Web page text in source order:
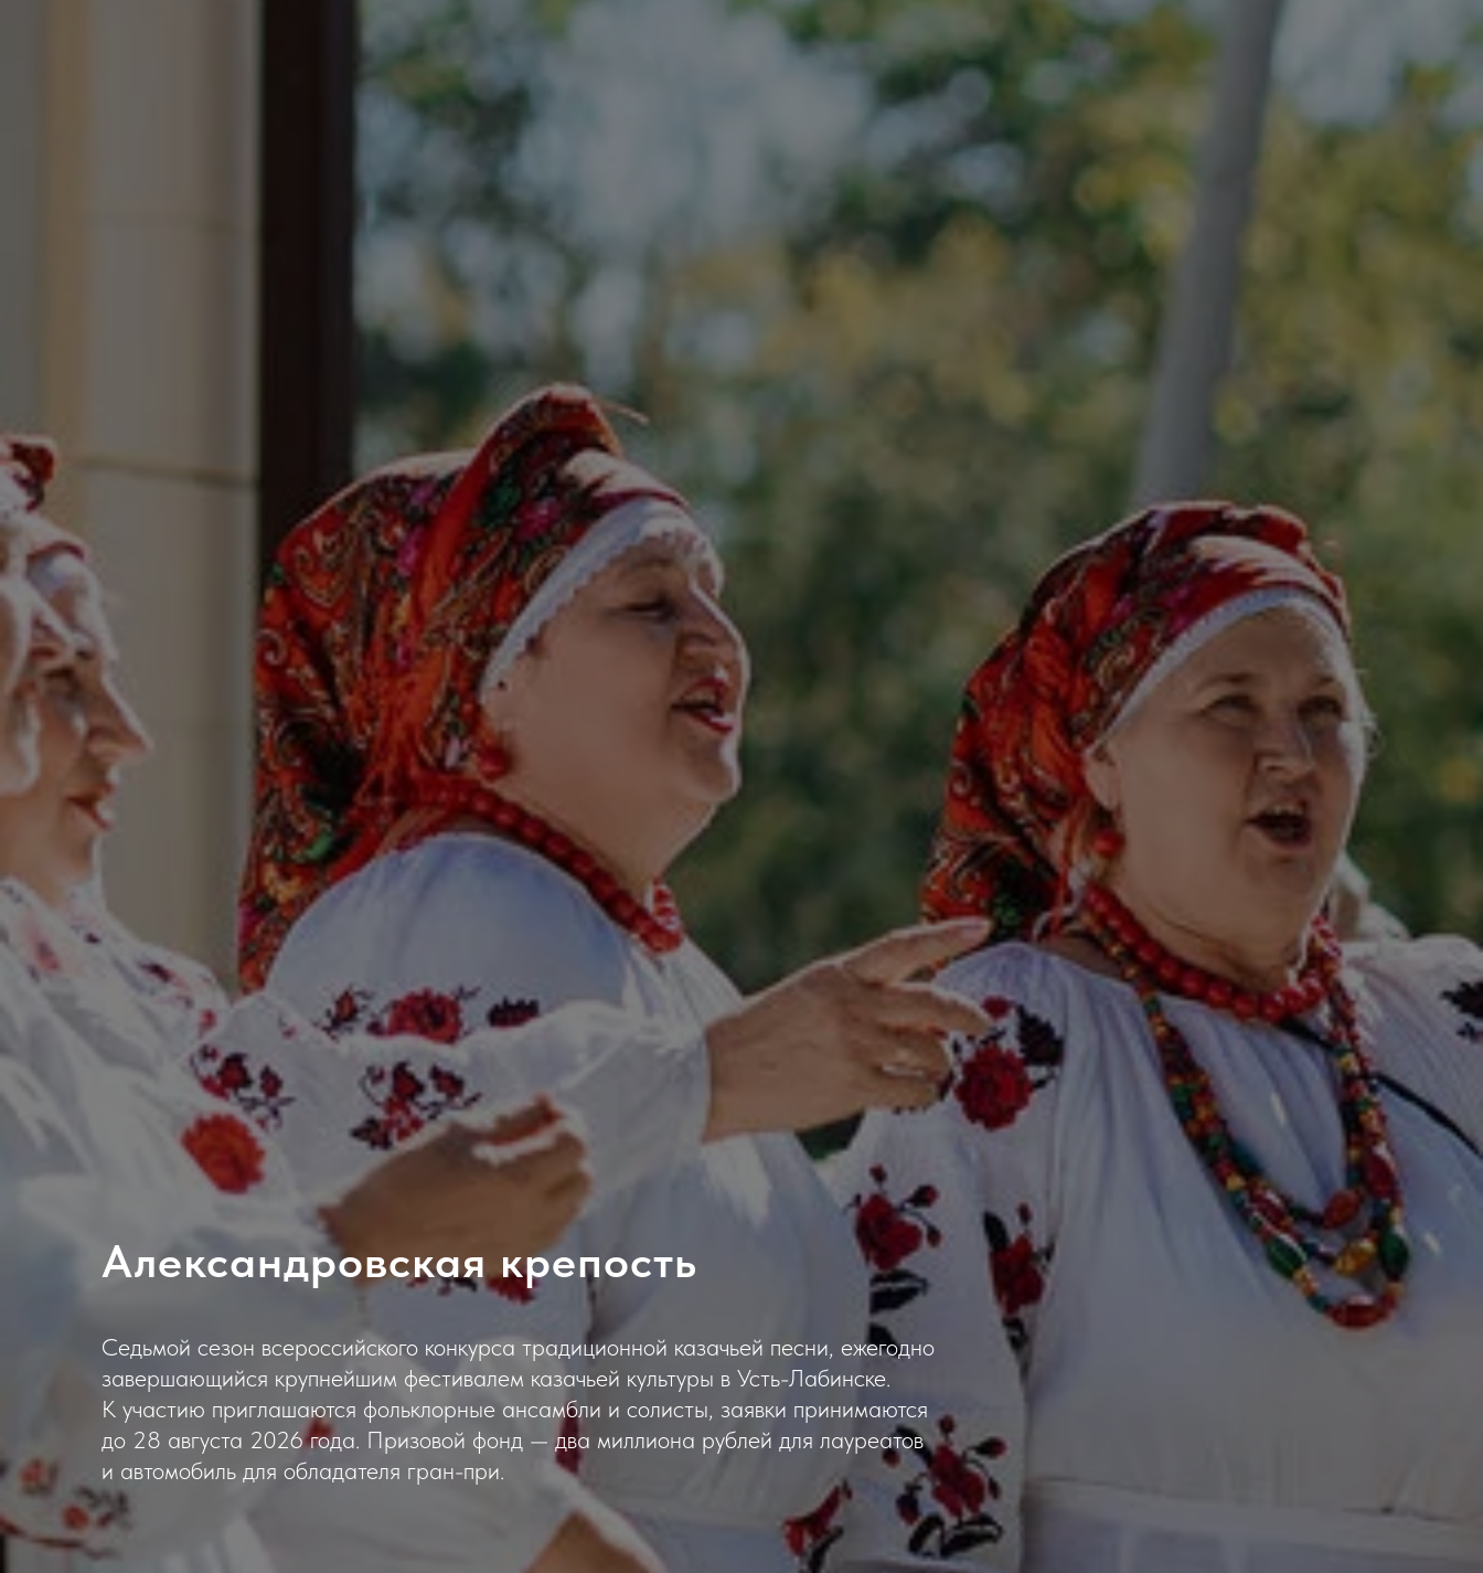
Александровская крепость
Седьмой сезон всероссийского конкурса традиционной казачьей песни, ежегодно
завершающийся крупнейшим фестивалем казачьей культуры в Усть-Лабинске.
К участию приглашаются фольклорные ансамбли и солисты, заявки принимаются
до 28 августа 2026 года. Призовой фонд — два миллиона рублей для лауреатов
и автомобиль для обладателя гран-при.